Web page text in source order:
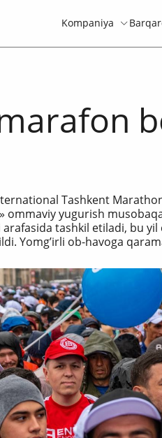
Kompaniya
Tashkent
ommaviy yugurish
tashkil etiladi, bu
Yomgʼirli ob-havoga